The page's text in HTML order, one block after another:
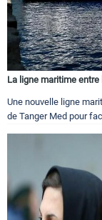
La ligne maritime
Une nouvelle ligne
de Tanger Med pour